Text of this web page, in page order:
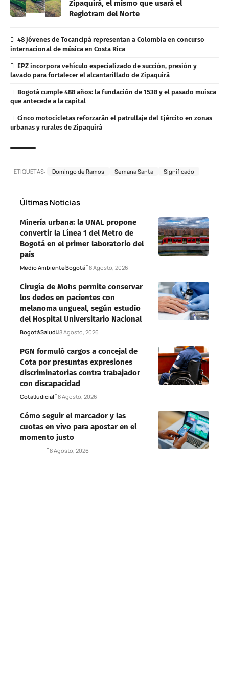
Zipaquirá, el mismo que usará el
Regiotram del Norte
48 jóvenes de Tocancipá representan a Colombia en concurso
internacional de música en Costa Rica
EPZ incorpora vehículo especializado de succión, presión y
lavado para fortalecer el alcantarillado de Zipaquirá
Bogotá cumple 488 años: la fundación de 1538 y el pasado muisca
que antecede a la capital
Cinco motocicletas reforzarán el patrullaje del Ejército en zonas
urbanas y rurales de Zipaquirá
ETIQUETAS: Domingo de Ramos Semana Santa Significado
Últimas Noticias
Minería urbana: la UNAL propone
convertir la Línea 1 del Metro de
Bogotá en el primer laboratorio del
país
Medio AmbienteBogotá 8 Agosto, 2026
Cirugía de Mohs permite conservar
los dedos en pacientes con
melanoma ungueal, según estudio
del Hospital Universitario Nacional
BogotáSalud 8 Agosto, 2026
PGN formuló cargos a concejal de
Cota por presuntas expresiones
discriminatorias contra trabajador
con discapacidad
CotaJudicial 8 Agosto, 2026
Cómo seguir el marcador y las
cuotas en vivo para apostar en el
momento justo
8 Agosto, 2026